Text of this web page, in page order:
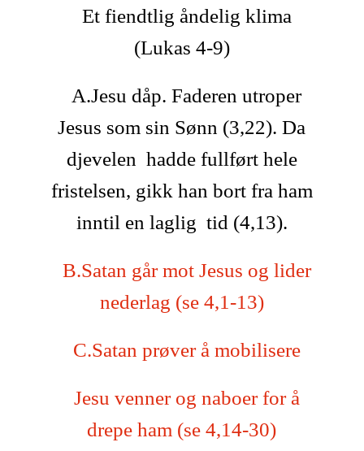
Et fiendtlig åndelig klima
(Lukas 4-9)
A.Jesu dåp. Faderen utroper
Jesus som sin Sønn (3,22). Da
djevelen hadde fullført hele
fristelsen, gikk han bort fra ham
inntil en laglig tid (4,13).
B.Satan går mot Jesus og lider
nederlag (se 4,1-13)
C.Satan prøver å mobilisere
Jesu venner og naboer for å
drepe ham (se 4,14-30)